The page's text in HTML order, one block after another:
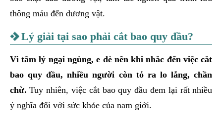
thông máu đến dương vật.
Lý giải tại sao phải cắt bao quy đầu?
Vì tâm lý ngại ngùng, e dè nên khi nhắc đến việc cắt
bao quy đầu, nhiều người còn tỏ ra lo lắng, chần
chừ. Tuy nhiên, việc cắt bao quy đầu đem lại rất nhiều
ý nghĩa đối với sức khỏe của nam giới.